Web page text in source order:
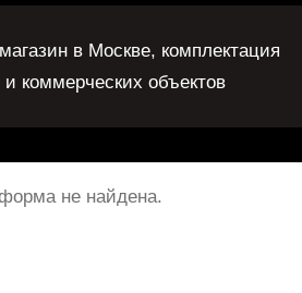
в Москве, комплектация
коммерческих объектов
не найдена.